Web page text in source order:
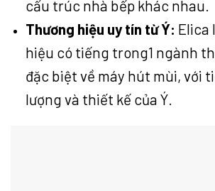
cấu trúc nhà bếp khác nhau.
Thương hiệu uy tín từ Ý: Elica
hiệu có tiếng trong1 ngành
đặc biệt về máy hút mùi, với
lượng và thiết kế của Ý.